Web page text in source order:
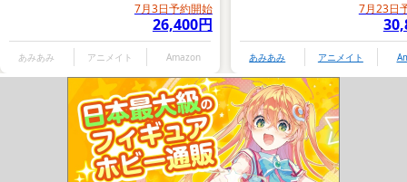
7月3日予約開始
26,400円
あみあみ アニメイト Amazon
7月23日
あみあみ アニメイト